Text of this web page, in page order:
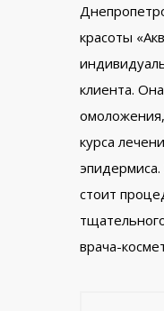
красоты
клиента.
курса
эпидермиса.
стоит
врача-